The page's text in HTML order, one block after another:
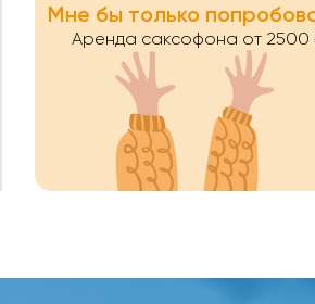
Мне бы только
Аренда саксофона от 2500